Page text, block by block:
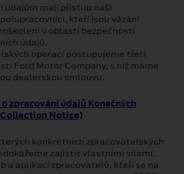
údajům mají přístup naši
kteří jsou vázáni
v oblasti bezpečnosti
údajů.
operací postupujeme třetí
Ford Motor Company, s níž máme
dealerskou smlouvu.
zpracování údajů Konečných
Notice)
konkrétních zpracovatelských
zajistit vlastními silami,
a aplikací zpracovatelů, kteří se na